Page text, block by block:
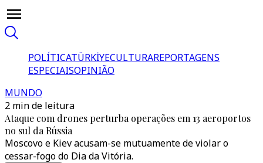
POLÍTICATÜRKİYECULTURAREPORTAGENS
ESPECIAISOPINIÃO
MUNDO
2 min de leitura
Ataque com drones perturba operações em 13 aeroportos
no sul da Rússia
Moscovo e Kiev acusam-se mutuamente de violar o
cessar-fogo do Dia da Vitória.